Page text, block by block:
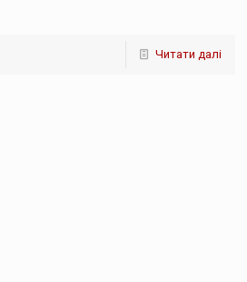
Читати далі